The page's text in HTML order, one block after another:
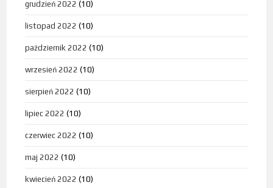
grudzień 2022 (10)
listopad 2022 (10)
październik 2022 (10)
wrzesień 2022 (10)
sierpień 2022 (10)
lipiec 2022 (10)
czerwiec 2022 (10)
maj 2022 (10)
kwiecień 2022 (10)